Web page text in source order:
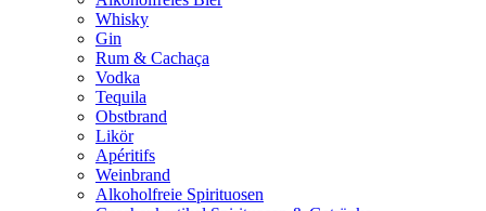
Whisky
Gin
Rum & Cachaça
Vodka
Tequila
Obstbrand
Likör
Apéritifs
Weinbrand
Alkoholfreie Spirituosen